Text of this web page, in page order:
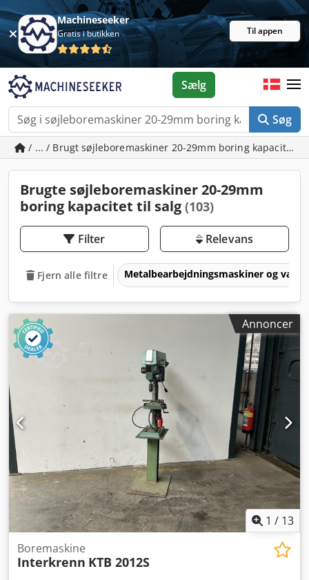
Machineseeker
Gratis i butikken Til appen
Søg
Sælg
/ ... / Brugt søjleboremaskiner 20-29mm boring kapacitet
Brugte søjleboremaskiner 20-29mm
boring kapacitet til salg (103)
Filter Relevans
Fjern alle filtre Metalbearbejdningsmaskiner og
Annoncer
1 / 13
Boremaskine
Interkrenn KTB 2012S